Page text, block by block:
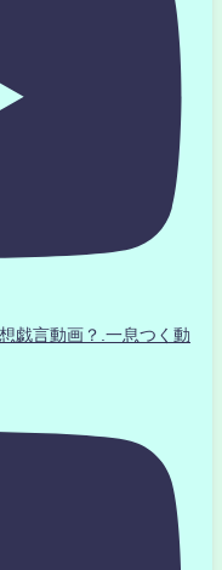
言動画？.一息つく動